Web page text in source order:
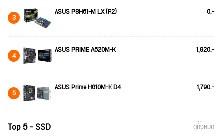
3 ASUS P8H61-M LX (R2) 0.-
4 ASUS PRIME A520M-K 1,920.-
5 ASUS Prime H610M-K D4 1,790.-
Top 5 - SSD ดูทั้งหมด